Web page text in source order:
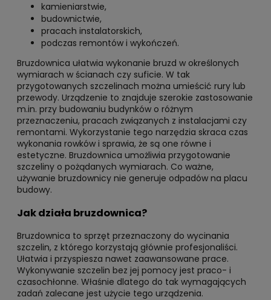
kamieniarstwie,
budownictwie,
pracach instalatorskich,
podczas remontów i wykończeń.
Bruzdownica ułatwia wykonanie bruzd w określonych
wymiarach w ścianach czy suficie. W tak
przygotowanych szczelinach można umieścić rury lub
przewody. Urządzenie to znajduje szerokie zastosowanie
m.in. przy budowaniu budynków o różnym
przeznaczeniu, pracach związanych z instalacjami czy
remontami. Wykorzystanie tego narzędzia skraca czas
wykonania rowków i sprawia, że są one równe i
estetyczne. Bruzdownica umożliwia przygotowanie
szczeliny o pożądanych wymiarach. Co ważne,
używanie bruzdownicy nie generuje odpadów na placu
budowy.
Jak działa bruzdownica?
Bruzdownica to sprzęt przeznaczony do wycinania
szczelin, z którego korzystają głównie profesjonaliści.
Ułatwia i przyspiesza nawet zaawansowane prace.
Wykonywanie szczelin bez jej pomocy jest praco- i
czasochłonne. Właśnie dlatego do tak wymagających
zadań zalecane jest użycie tego urządzenia.